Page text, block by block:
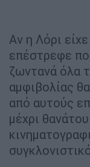
Αν η Λόρι
επέστρεφε
ζωντανά όλα
αμφιβολίας
από αυτούς
μέχρι